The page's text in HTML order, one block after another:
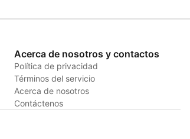
Acerca de nosotros y contactos
Política de privacidad
Términos del servicio
Acerca de nosotros
Contáctenos